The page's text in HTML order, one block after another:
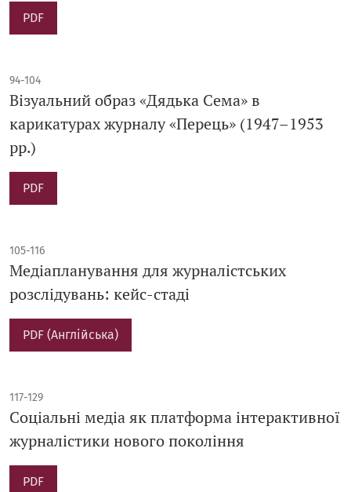
PDF
94-104
Візуальний образ «Дядька Сема» в
карикатурах журналу «Перець» (1947–1953
рр.)
PDF
105-116
Mедіапланування для журналістських
розслідувань: кейс-стаді
PDF (Англійська)
117-129
Соціальні медіа як платформа інтерактивної
журналістики нового покоління
PDF